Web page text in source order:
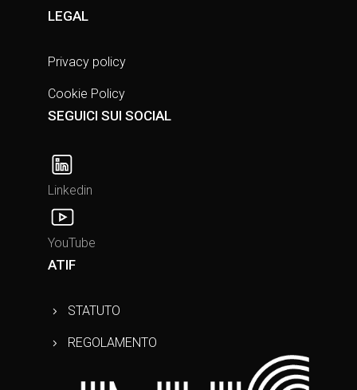
LEGAL
Privacy policy
Cookie Policy
SEGUICI SUI SOCIAL
Linkedin
YouTube
ATIF
STATUTO
REGOLAMENTO